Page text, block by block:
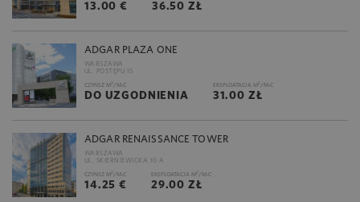
13.00 € 36.50 ZŁ
ADGAR PLAZA ONE
WARSZAWA
UL. POSTĘPU 15
CZYNSZ M2 /M-C
DO UZGODNIENIA
EKSPLOATACJA M2 /M-C
31.00 ZŁ
ADGAR RENAISSANCE TOWER
WARSZAWA
UL. SKIERNIEWICKA 10 A
CZYNSZ M2 /M-C
14.25 €
EKSPLOATACJA M2 /M-C
29.00 ZŁ